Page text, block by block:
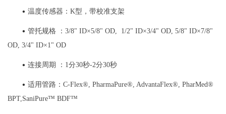
• 温度传感器：K型，带校准支架
• 管托规格 ：3/8" ID×5/8" OD, 1/2" ID×3/4" OD, 5/8" ID×7/8"
OD, 3/4" ID×1" OD
• 连接周期 ：1分30秒-2分30秒
• 适用管路：C-Flex®, PharmaPure®, AdvantaFlex®, PharMed®
BPT,SaniPure™ BDF™